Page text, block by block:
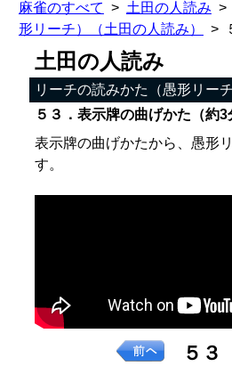
麻雀のすべて 土田の人読み
形リーチ）（土田の人読み）
土田の人読み
リーチの読みかた（愚形リー
５３．表示牌の曲げかた（約3
表示牌の曲げかたから、愚形
す。
５３